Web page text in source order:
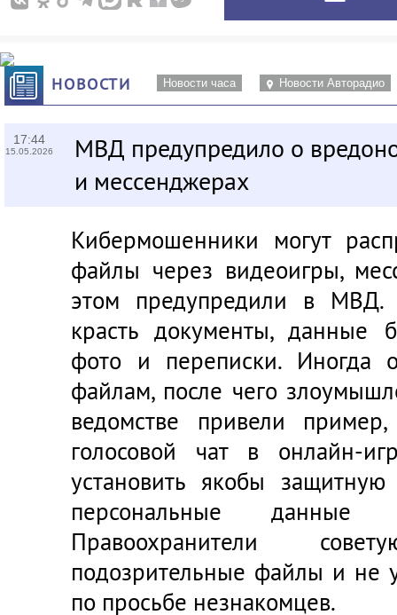
НОВОСТИ Новости часа Новости Авторадио
17:44
15.05.2026
МВД предупредило о
и мессенджерах
Кибермошенники могут
файлы через видеоигры,
этом предупредили в МВД.
красть документы, данные
фото и переписки. Иногда
файлам, после чего
ведомстве привели
голосовой чат в онлайн-
установить якобы
персональные данные
Правоохранители
подозрительные файлы и не
по просьбе незнакомцев.